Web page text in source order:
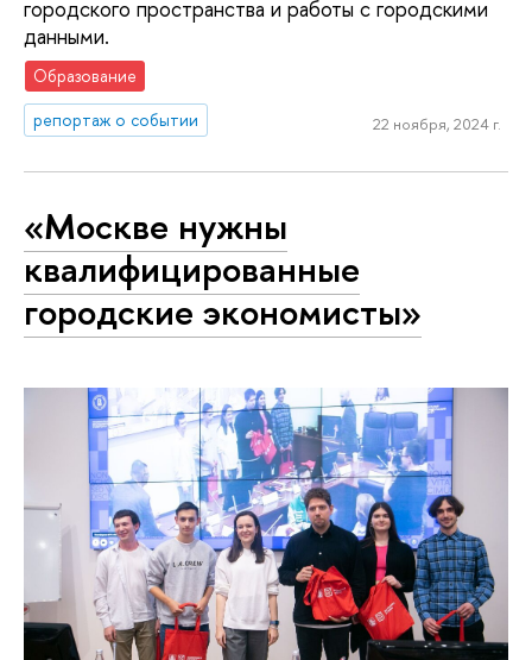
городского пространства и работы с городскими
данными.
Образование
репортаж о событии
22 ноября, 2024 г.
«Москве нужны
квалифицированные
городские экономисты»